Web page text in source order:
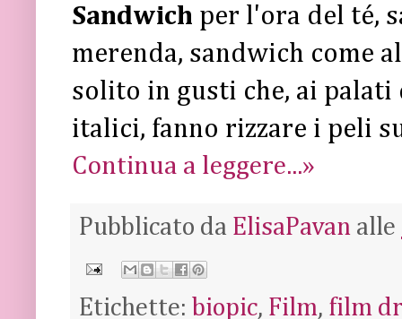
Sandwich per l'ora del té,
merenda, sandwich come
solito in gusti che, ai
italici, fanno rizzare i peli
Continua a leggere...»
Pubblicato da ElisaPavan alle
Etichette: biopic, Film, film